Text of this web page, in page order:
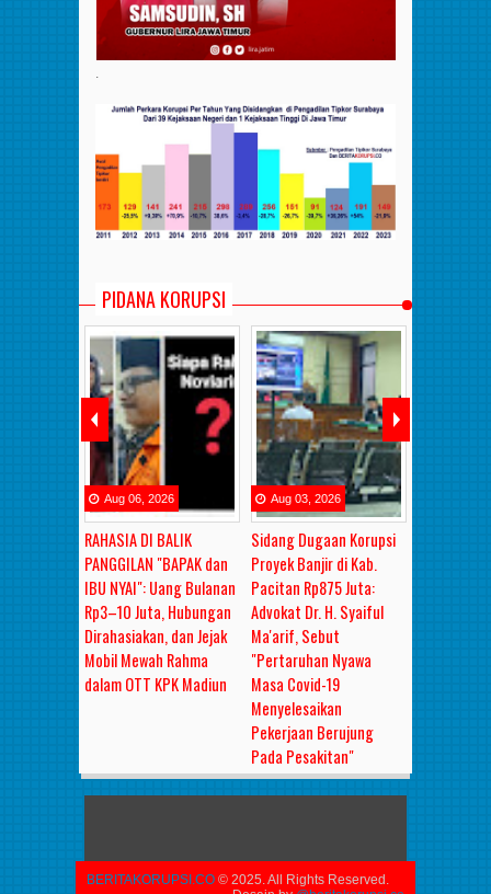
.
PIDANA KORUPSI
RAHASIA DI BALIK
PANGGILAN "BAPAK dan
IBU NYAI": Uang Bulanan
Rp3–10 Juta, Hubungan
Dirahasiakan, dan Jejak
Mobil Mewah Rahma
dalam OTT KPK Madiun
Aug 06 2026
Sidang Dugaan Korupsi
Proyek Banjir di Kab.
Pacitan Rp875 Juta:
Advokat Dr. H. Syaiful
Ma'arif, Sebut
"Pertaruhan Nyawa
Masa Covid-19
Menyelesaikan
Pekerjaan Berujung
Pada Pesakitan"
Aug 03 2026
BERITAKORUPSI.CO © 2025. All Rights Reserved.